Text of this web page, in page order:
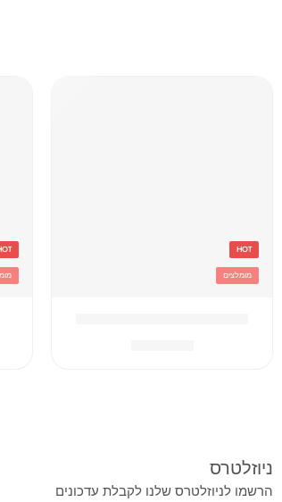
HOT
מומלצים
ניוזלטרס
הרשמו לניוזלטרס שלנו לקבלת עדכונים